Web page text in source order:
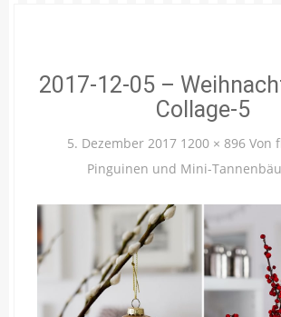
2017-12-05 –
Collage-5
5. Dezember 2017 1200 × 896 Von
Pinguinen und Mini-